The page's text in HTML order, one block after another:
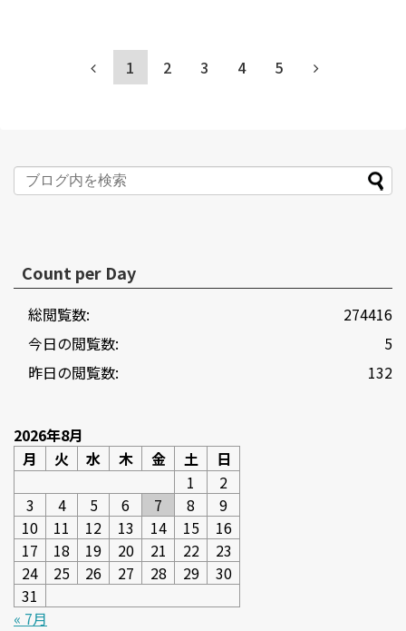
1 2 3 4 5
Count per Day
274416
総閲覧数:
5
今日の閲覧数:
132
昨日の閲覧数:
2026年8月
月
火 水 木 金 土
日
1
2
3
4 5 6 7 8
9
10
11 12 13 14 15
16
17
18 19 20 21 22
23
24
25 26 27 28 29
30
31
« 7月